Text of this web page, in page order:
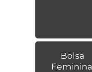
Bolsa
Feminina